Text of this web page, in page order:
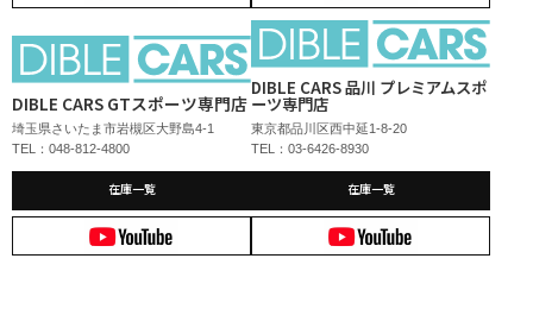
DIBLE CARS GTスポーツ専門店
埼玉県さいたま市岩槻区大野島4-1
TEL：048-812-4800
在庫一覧
DIBLE CARS 品川 プレミアムスポ
ーツ専門店
東京都品川区西中延1-8-20
TEL：03-6426-8930
在庫一覧